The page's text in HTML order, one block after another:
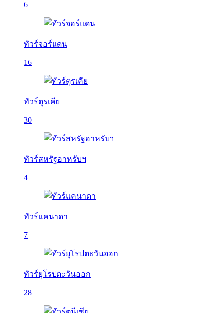
6
ทัวร์จอร์แดน
16
ทัวร์ตุรเคีย
30
ทัวร์สหรัฐอาหรับฯ
4
ทัวร์แคนาดา
7
ทัวร์ยุโรปตะวันออก
28